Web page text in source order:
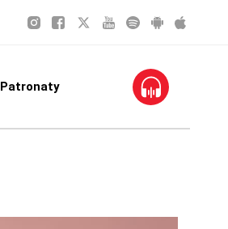
Patronaty